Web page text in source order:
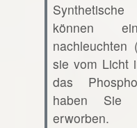
können
nachleuchten
sie vom Licht
das
haben Sie
erworben.